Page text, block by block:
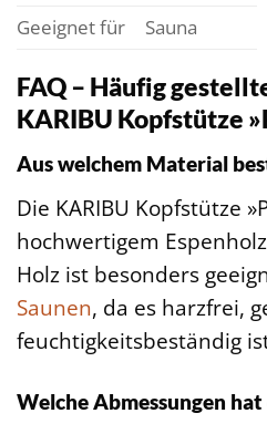
Geeignet für
Sauna
FAQ – Häufig
KARIBU Kopfstütze
Aus welchem Material
Die KARIBU Kopfstütze
hochwertigem
Holz ist besonders
Saunen, da es harzfrei,
feuchtigkeitsbeständig
Welche Abmessungen